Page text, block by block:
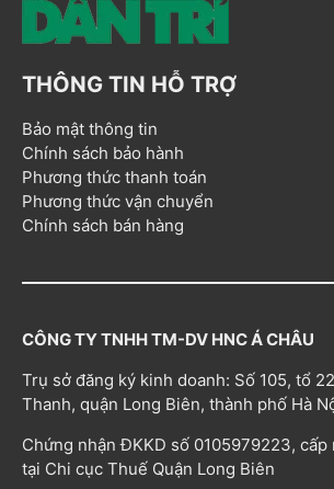
THÔNG TIN HỖ TRỢ
Bảo mật thông tin
Chính sách bảo hành
Phương thức thanh toán
Phương thức vận chuyển
Chính sách bán hàng
CÔNG TY TNHH TM-DV HNC Á CHÂU
Trụ sở đăng ký kinh doanh: Số 105, tổ
Thanh, quận Long Biên, thành phố Hà
Chứng nhận ĐKKD số 0105979223,
tại Chi cục Thuế Quận Long Biên